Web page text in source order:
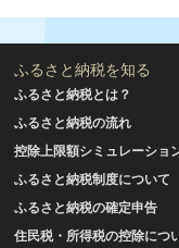
ふるさと納税を知る
ふるさと納税とは？
ふるさと納税の流れ
控除上限額シミュレーショ
ふるさと納税制度について
ふるさと納税の確定申告
住民税・所得税の控除につ